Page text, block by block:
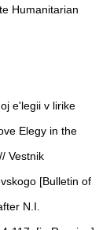
Humanitarian
e'legii v lirike
Elegy in the
Vestnik
[Bulletin of
N.I.